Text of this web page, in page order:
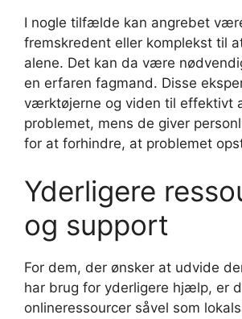
I nogle tilfælde kan angrebet
fremskredent eller komplekst til
alene. Det kan da være
en erfaren fagmand. Disse
værktøjerne og viden til effektivt
problemet, mens de giver
for at forhindre, at problemet
Yderligere
og support
For dem, der ønsker at udvide
har brug for yderligere hjælp, er
onlineressourcer såvel som